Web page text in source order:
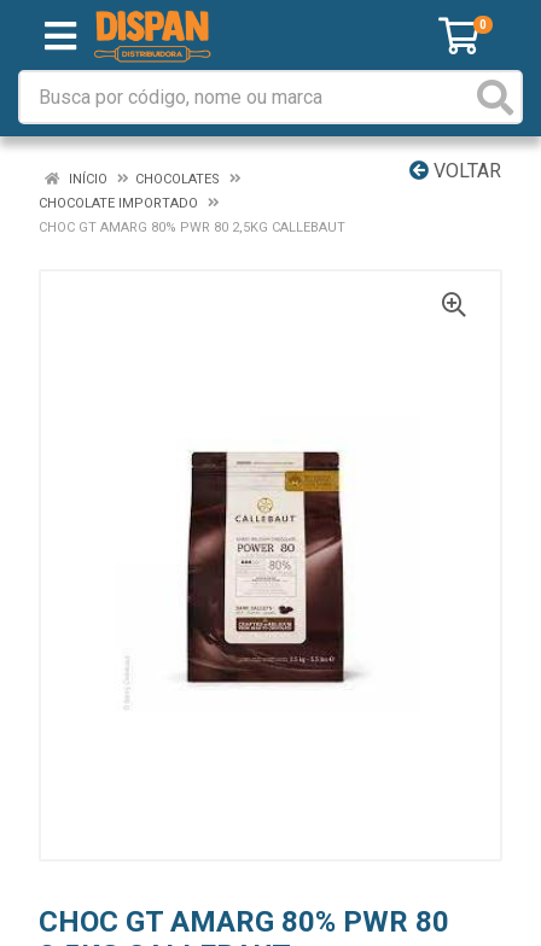
0
VOLTAR
INÍCIO
CHOCOLATES
CHOCOLATE IMPORTADO
CHOC GT AMARG 80% PWR 80 2,5KG CALLEBAUT
CHOC GT AMARG 80% PWR 80